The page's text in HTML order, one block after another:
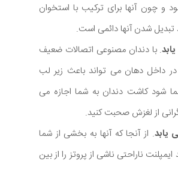
چون آنها برای ترکیب با استخوان
شدن آنها دائمی است.
. با دندان مصنوعی اتصالات ضعیف
داخل دهان می تواند باعث زیر لب
شود کاشت دندان به شما اجازه می
از لغزش صحبت کنید.
یابد. از آنجا که آنها به بخشی از شما
ناراحتی ناشی از پروتز را از بین